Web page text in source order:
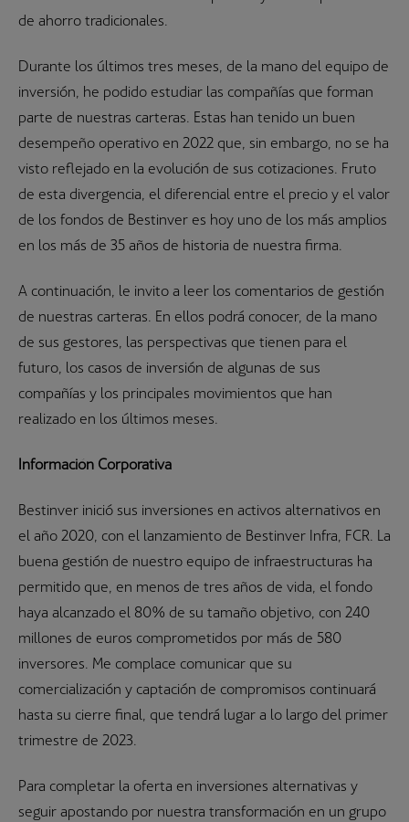
de ahorro tradicionales.
Durante los últimos tres meses, de la mano del equipo de
inversión, he podido estudiar las compañías que forman
parte de nuestras carteras. Estas han tenido un buen
desempeño operativo en 2022 que, sin embargo, no se ha
visto reflejado en la evolución de sus cotizaciones. Fruto
de esta divergencia, el diferencial entre el precio y el valor
de los fondos de Bestinver es hoy uno de los más amplios
en los más de 35 años de historia de nuestra firma.
A continuación, le invito a leer los comentarios de gestión
de nuestras carteras. En ellos podrá conocer, de la mano
de sus gestores, las perspectivas que tienen para el
futuro, los casos de inversión de algunas de sus
compañías y los principales movimientos que han
realizado en los últimos meses.
Información Corporativa
Bestinver inició sus inversiones en activos alternativos en
el año 2020, con el lanzamiento de Bestinver Infra, FCR. La
buena gestión de nuestro equipo de infraestructuras ha
permitido que, en menos de tres años de vida, el fondo
haya alcanzado el 80% de su tamaño objetivo, con 240
millones de euros comprometidos por más de 580
inversores. Me complace comunicar que su
comercialización y captación de compromisos continuará
hasta su cierre final, que tendrá lugar a lo largo del primer
trimestre de 2023.
Para completar la oferta en inversiones alternativas y
seguir apostando por nuestra transformación en un grupo